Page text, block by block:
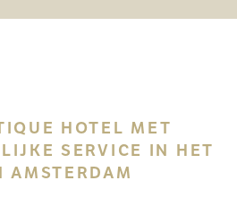
HOTEL MET
SERVICE IN HET
AMSTERDAM